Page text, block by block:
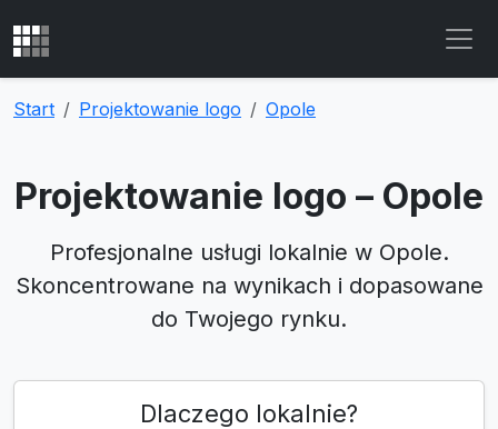
Start Projektowanie logo Opole
Projektowanie logo – Opole
Profesjonalne usługi lokalnie w Opole.
Skoncentrowane na wynikach i dopasowane
do Twojego rynku.
Dlaczego lokalnie?